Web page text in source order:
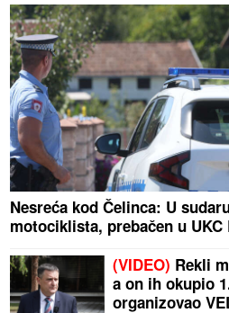
Nesreća kod Čelinca: U
motociklista, prebačen u UKC
(VIDEO) Rekli
a on ih okupio
organizovao